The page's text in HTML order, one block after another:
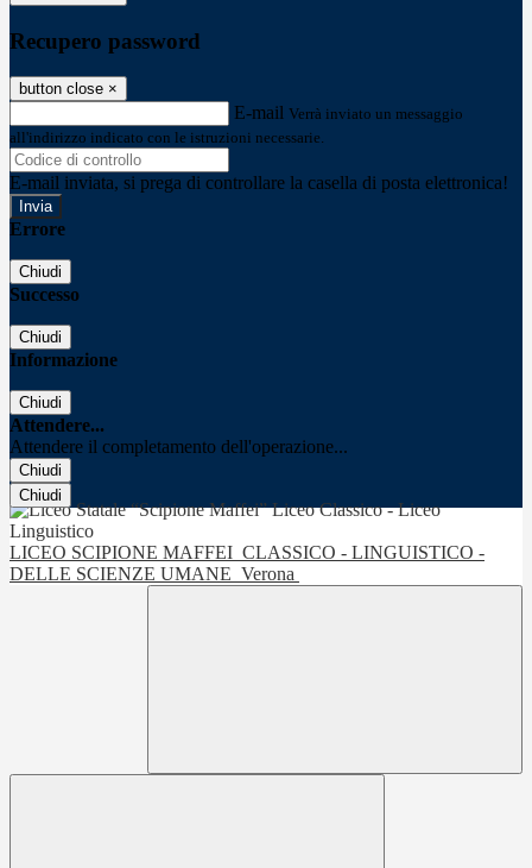
Recupero password
button close ×
E-mail Verrà inviato un messaggio
all'indirizzo indicato con le istruzioni necessarie.
E-mail inviata, si prega di controllare la casella di posta elettronica!
Errore
Chiudi
Successo
Chiudi
Informazione
Chiudi
Attendere...
Attendere il completamento dell'operazione...
Chiudi
Chiudi
LICEO SCIPIONE MAFFEI CLASSICO - LINGUISTICO -
DELLE SCIENZE UMANE Verona